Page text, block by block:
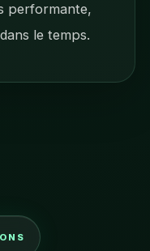
performante,
le temps.